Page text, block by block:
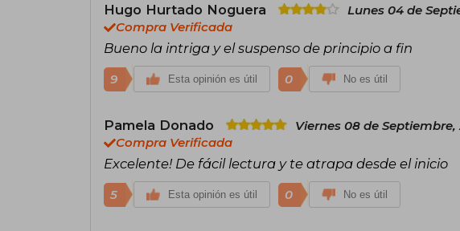
Hugo Hurtado Noguera
Lunes 04 de
Compra Verificada
Bueno la intriga y el suspenso de principio a fin
9 Esta opinión es útil 0 No es útil
Pamela Donado
Viernes 08 de Septiembre,
Compra Verificada
Excelente! De fácil lectura y te atrapa desde el inicio
5 Esta opinión es útil 0 No es útil